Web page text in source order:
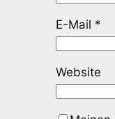
E-Mail *
Website